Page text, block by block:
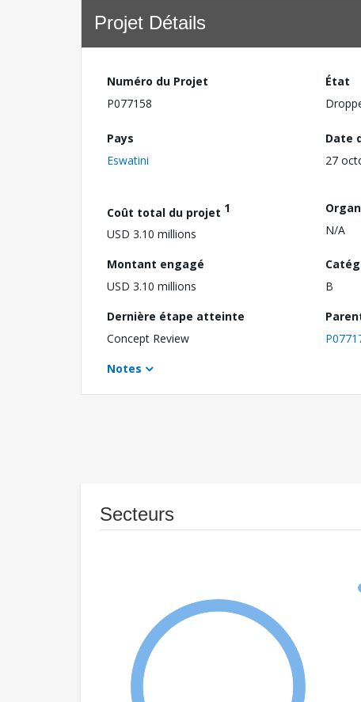
Projet Détails
Numéro du Projet
P077158
État
Pays
Eswatini
Date
27
Coût total du projet 1
USD 3.10 millions
N/A
Montant engagé
USD 3.10 millions
B
Dernière étape atteinte
Concept Review
Notes
Secteurs